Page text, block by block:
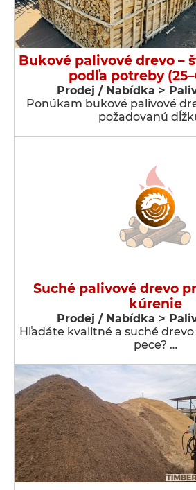
Bukové palivové drevo –
podľa potreby
Prodej / Nabídka >
Ponúkam bukové palivové
požadovanú
Suché palivové drevo
kúrenie
Prodej / Nabídka >
Hľadáte kvalitné a suché
pece? …